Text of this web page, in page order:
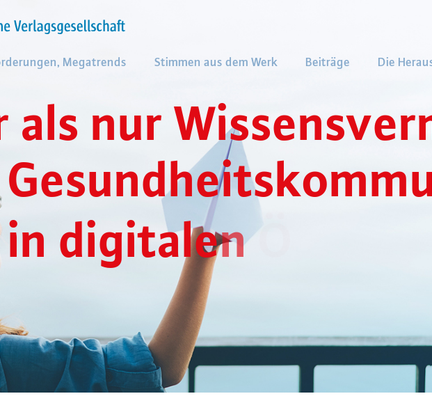
Megatrends Stimmen aus dem Werk Beiträge Die
als nur Wissensver
Gesundheitskomm
in digitalen Ö